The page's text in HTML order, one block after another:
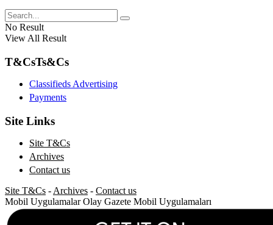
No Result
View All Result
T&CsTs&Cs
Classifieds Advertising
Payments
Site Links
Site T&Cs
Archives
Contact us
Site T&Cs - Archives - Contact us
Mobil Uygulamalar Olay Gazete Mobil Uygulamaları